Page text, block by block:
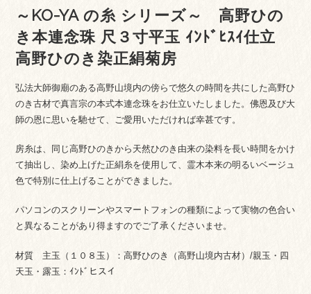
～KO-YA の糸 シリーズ～ 高野ひの
き本連念珠 尺３寸平玉 ｲﾝﾄﾞﾋｽｲ仕立
高野ひのき染正絹菊房
弘法大師御廟のある高野山境内の傍らで悠久の時間を共にした高野ひ
のき古材で真言宗の本式本連念珠をお仕立いたしました。佛恩及び大
師の恩に思いを馳せて、ご愛用いただければ幸甚です。
房糸は、同じ高野ひのきから天然ひのき由来の染料を長い時間をかけ
て抽出し、染め上げた正絹糸を使用して、霊木本来の明るいベージュ
色で特別に仕上げることができました。
パソコンのスクリーンやスマートフォンの種類によって実物の色合い
と異なることがあり得ますのでご了承くださいませ。
材質 主玉（１０８玉）：高野ひのき（高野山境内古材）/親玉・四
天玉・露玉：ｲﾝﾄﾞヒスイ